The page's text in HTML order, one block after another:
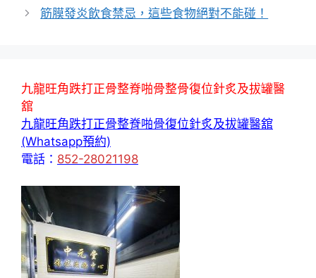
筋膜發炎飲食禁忌，這些食物絕對不能碰！
九龍旺角跌打正骨整脊啪骨整骨復位針炙及拔罐醫
舘
九龍旺角跌打正骨整脊啪骨復位針炙及拔罐醫舘
(Whatsapp預約)
電話： 852-28021198